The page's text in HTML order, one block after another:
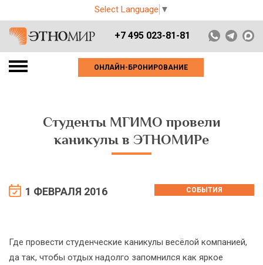
Select Language ▼
+7 495 023-81-81
ОНЛАЙН-БРОНИРОВАНИЕ
Студенты МГИМО провели
каникулы в ЭТНОМИРе
1 ФЕВРАЛЯ 2016 СОБЫТИЯ
Где провести студенческие каникулы весёлой компанией,
да так, чтобы отдых надолго запомнился как яркое